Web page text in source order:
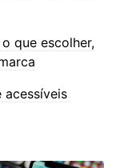
que escolher,
acessíveis